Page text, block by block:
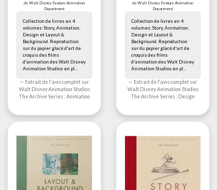
de Walt Disney Feature Animation
Department
Collection de livres en 4
volumes: Story, Animation,
Design et Layout &
Background. Reproduction
sur du papier glacé d'art de
croquis des films
d'animation des Walt Disney
Animation Studios en pl...
Extrait de l'avis complet sur
Walt Disney Animation Studios
The Archive Series : Animation
de Walt Disney Feature Animation
Department
Collection de livres en 4
volumes: Story, Animation,
Design et Layout &
Background. Reproduction
sur du papier glacé d'art de
croquis des films
d'animation des Walt Disney
Animation Studios en pl...
Extrait de l'avis complet sur
Walt Disney Animation Studios
The Archive Series : Design